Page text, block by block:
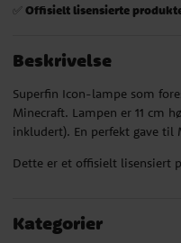
✅ Offisielt lisensierte
Beskrivelse
Superfin Icon-lampe som
Minecraft. Lampen er 11 cm
inkludert). En perfekt gave til
Dette er et offisielt lisensiert
Kategorier